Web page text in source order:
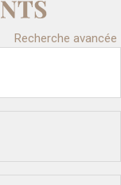
Recherche avancée